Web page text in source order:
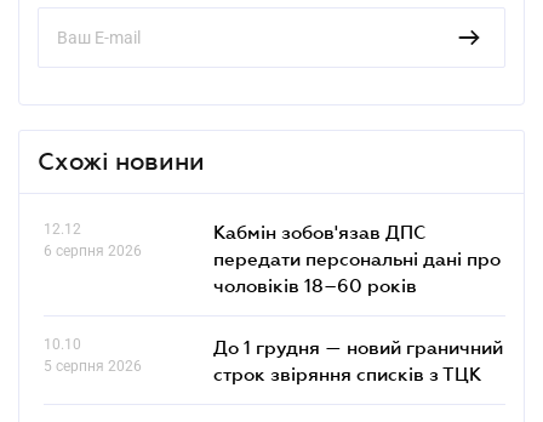
Схожі новини
12.12
6 серпня 2026
Кабмін зобов'язав ДПС
передати персональні дані про
чоловіків 18–60 років
10.10
5 серпня 2026
До 1 грудня — новий граничний
строк звіряння списків з ТЦК